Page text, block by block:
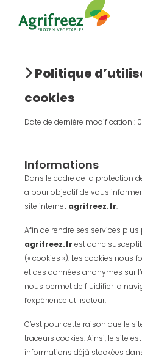
Politique
cookies
Date de dernière modification :
Informations
Dans le cadre de la protection
a pour objectif de vous
site internet agrifreez.fr.
Afin de rendre ses services
agrifreez.fr est donc
(« cookies »). Les cookies nous
et des données anonymes sur
nous permet de fluidifier la
l’expérience utilisateur.
C’est pour cette raison que le
traceurs cookies. Ainsi, le site
informations déjà stockées